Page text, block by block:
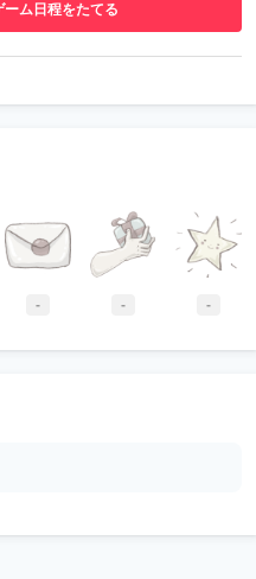
ム日程をたてる
- - -